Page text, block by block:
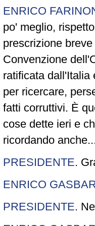
ENRICO
po' meglio,
prescrizione
Convenzione
ratificata dall'Italia
per ricercare,
fatti corruttivi. È
cose dette ieri e
ricordando
PRESIDENTE.
ENRICO
PRESIDENTE.